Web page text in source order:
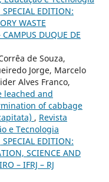
EDITION:
WASTE
DUQUE DE
de Souza,
Jorge, Marcelo
Alves Franco,
leached and
of cabbage
, Revista
e Tecnologia
EDITION:
SCIENCE AND
– IFRJ – RJ